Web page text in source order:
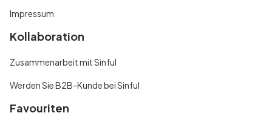
Impressum
Kollaboration
Zusammenarbeit mit Sinful
Werden Sie B2B-Kunde bei Sinful
Favouriten